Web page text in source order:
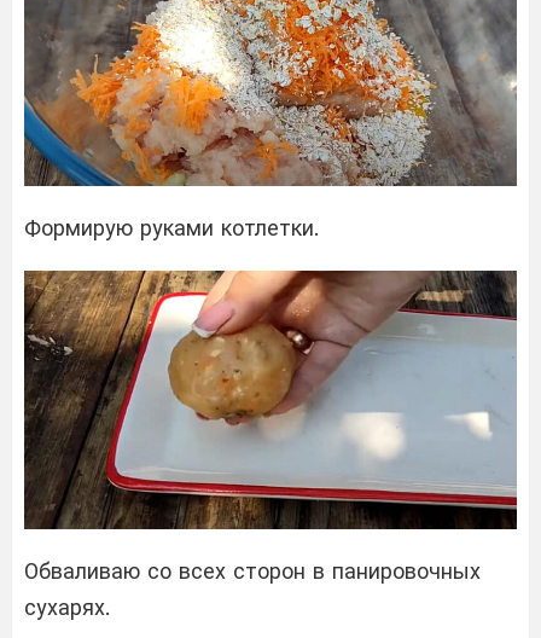
Формирую руками котлетки.
Обваливаю со всех сторон в панировочных
сухарях.